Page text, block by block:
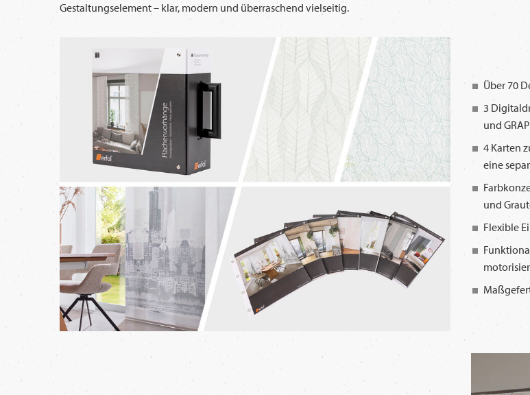
Gestaltungselement – klar, modern und überraschend vielseitig.
Über 70
3
und
4 Karten
eine
und
Flexible